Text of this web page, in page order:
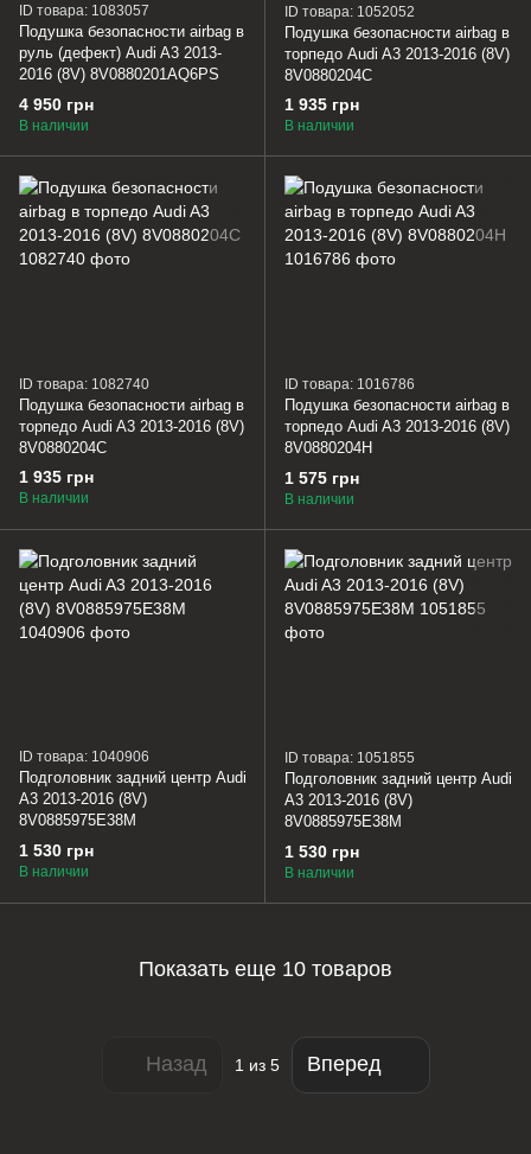
ID товара: 1083057
Подушка безопасности airbag в
руль (дефект) Audi A3 2013-
2016 (8V) 8V0880201AQ6PS
4 950 грн
В наличии
ID товара: 1052052
Подушка безопасности airbag в
торпедо Audi A3 2013-2016 (8V)
8V0880204C
1 935 грн
В наличии
ID товара: 1082740
Подушка безопасности airbag в
торпедо Audi A3 2013-2016 (8V)
8V0880204C
1 935 грн
В наличии
ID товара: 1016786
Подушка безопасности airbag в
торпедо Audi A3 2013-2016 (8V)
8V0880204H
1 575 грн
В наличии
ID товара: 1040906
Подголовник задний центр Audi
A3 2013-2016 (8V)
8V0885975E38M
1 530 грн
В наличии
ID товара: 1051855
Подголовник задний центр Audi
A3 2013-2016 (8V)
8V0885975E38M
1 530 грн
В наличии
Показать еще 10 товаров
Назад 1 из 5 Вперед